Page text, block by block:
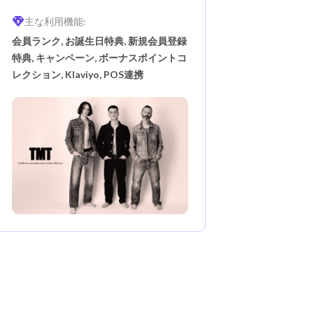
主な利用機能:
会員ランク, お誕生日特典, 新規会員登録
特典, キャンペーン, ボーナスポイントコ
レクション, Klaviyo, POS連携